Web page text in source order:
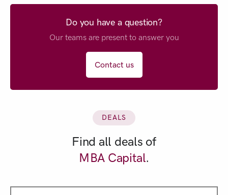
Do you have a question?
Our teams are present to answer you
Contact us
DEALS
Find all deals of
MBA Capital.